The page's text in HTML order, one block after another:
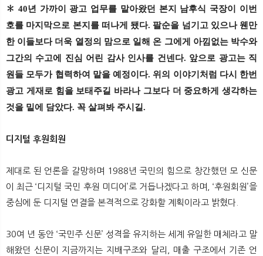
✽ 40년 가까이 광고 업무를 맡아왔던 본지 남후식 국장이 이번
호를 마지막으로 본지를 떠나게 됐다. 팔순을 넘기고 있으나 웬만
한 이들보다 더욱 열정의 맘으로 일해 온 그에게 아낌없는 박수와
그간의 수고에 진심 어린 감사 인사를 건넨다. 앞으로 광고는 직
원들 모두가 협력하여 맡을 예정이다. 위의 이야기처럼 다시 한번
광고 게재로 힘을 보태주길 바라나 그보다 더 중요하게 생각하는
것을 밑에 담았다. 꼭 살펴봐 주시길.
디지털 후원회원
제대로 된 언론을 갈망하며 1988년 국민의 힘으로 창간했던 모 신문
이 최근 ‘디지털 국민 후원 미디어’로 거듭나겠다고 하며, ‘후원회원’을
중심에 둔 디지털 연결을 본격적으로 강화할 계획이라고 밝혔다.
30여 년 동안 ‘국민주 신문’ 성격을 유지하는 세계 유일한 매체라고 말
해왔던 신문이 지금까지는 지배구조와 달리, 매출 구조에서 기존 언